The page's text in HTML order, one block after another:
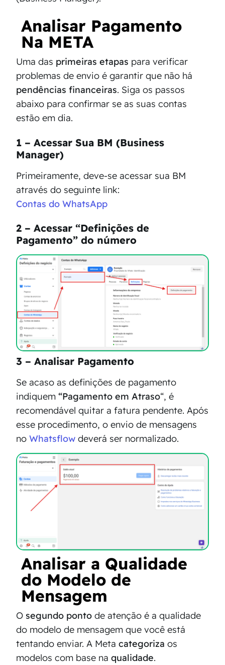
Analisar Pagamento
Na META
Uma das primeiras etapas para verificar
problemas de envio é garantir que não há
pendências financeiras. Siga os passos
abaixo para confirmar se as suas contas
estão em dia.
1 – Acessar Sua BM (Business
Manager)
Primeiramente, deve-se acessar sua BM
através do seguinte link:
Contas do WhatsApp
2 – Acessar “Definições de
Pagamento” do número
3 – Analisar Pagamento
Se acaso as definições de pagamento
indiquem“Pagamento em Atraso“, é
recomendável quitar a fatura pendente. Após
esse procedimento, o envio de mensagens
noWhatsflowdeverá ser normalizado.
Analisar a Qualidade
do Modelo de
Mensagem
O segundo ponto de atenção é a qualidade
do modelo de mensagem que você está
tentando enviar. A Metacategorizaos
modelos com base naqualidade.